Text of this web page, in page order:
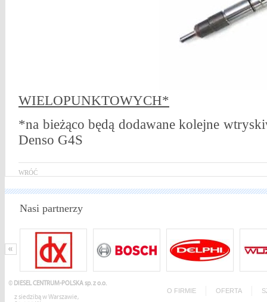
WIELOPUNKTOWYCH*
*na bieżąco będą dodawane kolejne
Denso G4S
WRÓĆ
Nasi partnerzy
© DIESEL CENTRUM-POLSKA sp. z o.o.
z siedzibą w Warszawie,
O FIRMIE OFERTA